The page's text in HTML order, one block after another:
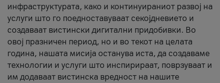
инфраструктурата, како и континуираниот развој на
услуги што го поедноставуваат секојдневието и
создаваат вистински дигитални придобивки. Во
овој празничен период, но и во текот на целата
година, нашата мисија останува иста, да создаваме
технологии и услуги што инспирираат, поврзуваат и
им додаваат вистинска вредност на нашите